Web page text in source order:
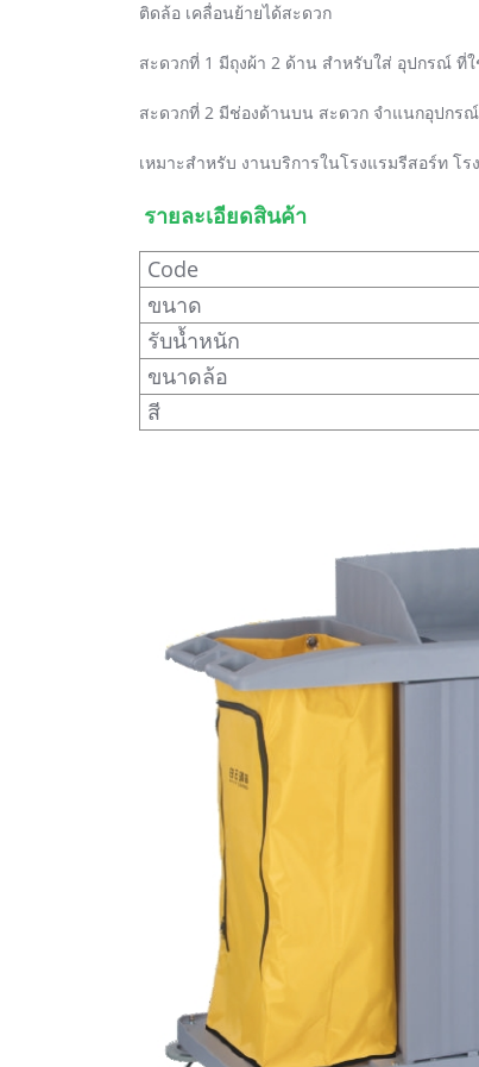
ติดล้อ เคลื่อนย้ายได้สะดวก
สะดวกที่ 1 มีถุงผ้า 2 ด้าน สำหรับใส่ อุปกรณ์ ที่
สะดวกที่ 2 มีช่องด้านบน สะดวก จำแนกอุปกร
เหมาะสำหรับ งานบริการในโรงแรมรีสอร์ท โร
รายละเอียดสินค้า
Code
ขนาด
รับน้ำหนัก
ขนาดล้อ
สี